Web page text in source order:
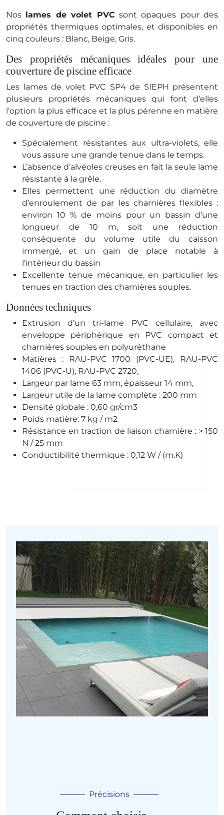
Nos lames de volet PVC sont opaques pour des
propriétés thermiques optimales, et disponibles en
cinq couleurs : Blanc, Beige, Gris.
Des propriétés mécaniques idéales pour une
couverture de piscine efficace
Les lames de volet PVC SP4 de SIEPH présentent
plusieurs propriétés mécaniques qui font d’elles
l’option la plus efficace et la plus pérenne en matière
de couverture de piscine :
Spécialement résistantes aux ultra-violets, elle
vous assure une grande tenue dans le temps.
L’absence d’alvéoles creuses en fait la seule lame
résistante à la grêle.
Elles permettent une réduction du diamètre
d’enroulement de par les charnières flexibles :
environ 10 % de moins pour un bassin d’une
longueur de 10 m, soit une réduction
conséquente du volume utile du caisson
immergé, et un gain de place notable à
l’intérieur du bassin
Excellente tenue mécanique, en particulier les
tenues en traction des charnières souples.
Données techniques
Extrusion d’un tri-lame PVC cellulaire, avec
enveloppe périphérique en PVC compact et
charnières souples en polyuréthane
Matières : RAU-PVC 1700 (PVC-UE), RAU-PVC
1406 (PVC-U), RAU-PVC 2720,
Largeur par lame 63 mm, épaisseur 14 mm,
Largeur utile de la lame complète : 200 mm
Densité globale : 0,60 gr/cm3
Poids matière: 7 kg / m2
Résistance en traction de liaison charnière : > 150
N / 25 mm
Conductibilité thermique : 0,12 W / (m.K)
Précisions